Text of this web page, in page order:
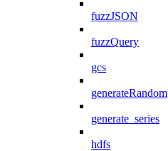
fuzzJSON
fuzzQuery
gcs
generateRandom
generate_series
hdfs